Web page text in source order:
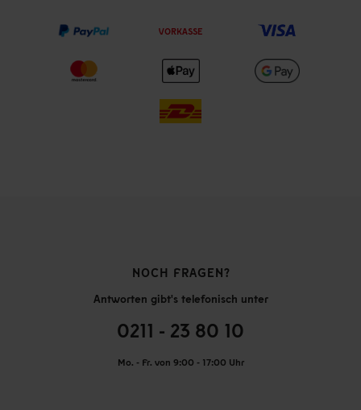
VORKASSE
NOCH FRAGEN?
Antworten gibt's telefonisch unter
0211 - 23 80 10
Mo. - Fr. von 9:00 - 17:00 Uhr